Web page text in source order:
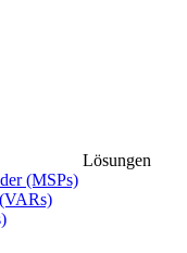
Lösungen
(MSPs)